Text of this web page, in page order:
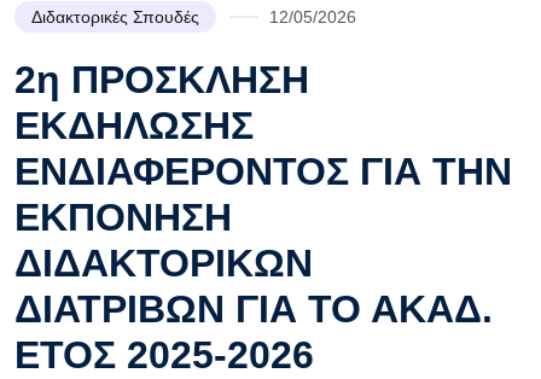
Διδακτορικές Σπουδές 12/05/2026
2η ΠΡΟΣΚΛΗΣΗ
ΕΚΔΗΛΩΣΗΣ
ΕΝΔΙΑΦΕΡΟΝΤΟΣ ΓΙΑ ΤΗΝ
ΕΚΠΟΝΗΣΗ
ΔΙΔΑΚΤΟΡΙΚΩΝ
ΔΙΑΤΡΙΒΩΝ ΓΙΑ ΤΟ ΑΚΑΔ.
ΕΤΟΣ 2025-2026